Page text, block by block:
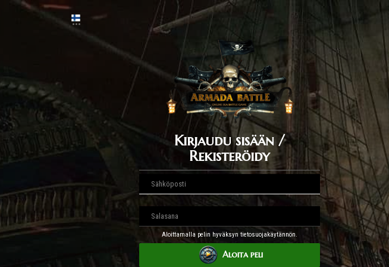
Kirjaudu sisään /
Rekisteröidy
Aloittamalla pelin hyväksyn tietosuojakäytännön.
Aloita peli